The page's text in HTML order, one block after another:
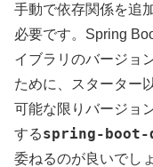
手動で依存関係を追
必要です。Spring
イブラリのバージョ
ために、スターター
可能な限りバージョ
するspring-boot-
委ねるのが良いでし